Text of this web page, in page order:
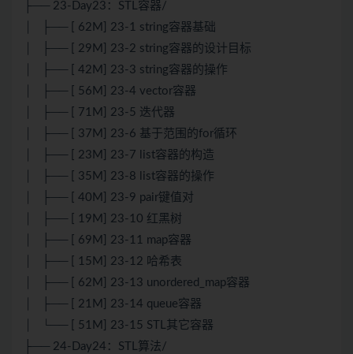
├── 23-Day23：STL容器/
│ ├── [ 62M] 23-1 string容器基础
│ ├── [ 29M] 23-2 string容器的设计目标
│ ├── [ 42M] 23-3 string容器的操作
│ ├── [ 56M] 23-4 vector容器
│ ├── [ 71M] 23-5 迭代器
│ ├── [ 37M] 23-6 基于范围的for循环
│ ├── [ 23M] 23-7 list容器的构造
│ ├── [ 35M] 23-8 list容器的操作
│ ├── [ 40M] 23-9 pair键值对
│ ├── [ 19M] 23-10 红黑树
│ ├── [ 69M] 23-11 map容器
│ ├── [ 15M] 23-12 哈希表
│ ├── [ 62M] 23-13 unordered_map容器
│ ├── [ 21M] 23-14 queue容器
│ └── [ 51M] 23-15 STL其它容器
├── 24-Day24：STL算法/